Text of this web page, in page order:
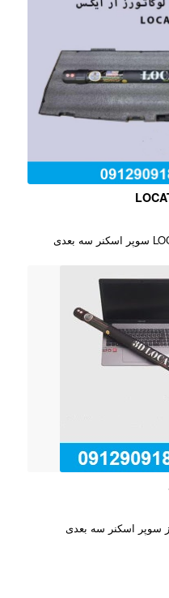
اسکنر لوکاتورز آر ایکس LOCATORS RX سوپر اسکنر سه بعدی
سوپر اسکنر سه بعدی